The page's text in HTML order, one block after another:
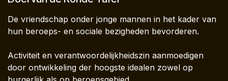
De vriendschap onder jonge mannen in het kader van
hun beroeps- en sociale bezigheden bevorderen.
Activiteit en verantwoordelijkheidszin aanmoedigen
door ontwikkeling der hoogste idealen zowel op